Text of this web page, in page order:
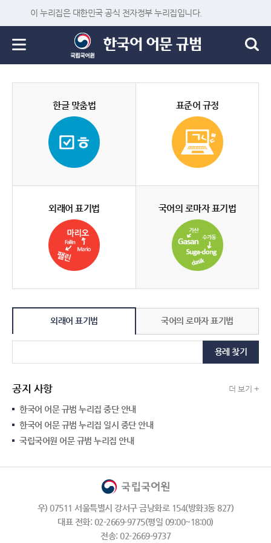
이 누리집은 대한민국 공식 전자정부 누리집입니다.
한글 맞춤법 표준어 규정
외래어 표기법 국어의 로마자 표기법
외래어 표기법 국어의 로마자 표기법
용례 찾기
공지 사항 더 보기 +
한국어 어문 규범 누리집 중단 안내
한국어 어문 규범 누리집 일시 중단 안내
국립국어원 어문 규범 누리집 안내
우) 07511 서울특별시 강서구 금낭화로 154(방화3동 827)
대표 전화: 02-2669-9775(평일 09:00~18:00)
전송: 02-2669-9737